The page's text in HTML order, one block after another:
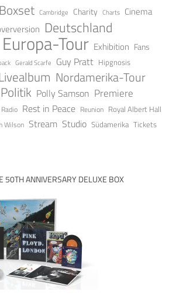
Boxset Cambridge Charity Charts Cinema
Deutschland
Europa-Tour Exhibition Fans
Gerald Scarfe Guy Pratt Hipgnosis
Nordamerika-Tour
Politik Polly Samson Premiere
Radio Rest in Peace Reunion Royal Albert Hall
Wilson Stream Studio Südamerika Tickets
50TH ANNIVERSARY DELUXE BOX